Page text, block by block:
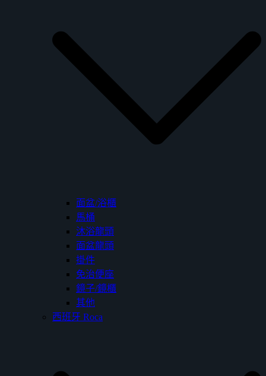
面盆/浴櫃
馬桶
沐浴龍頭
面盆龍頭
掛件
免治便座
鏡子/鏡櫃
其他
西班牙 Roca